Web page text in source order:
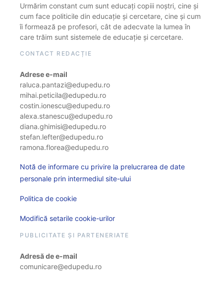
Urmărim constant cum sunt educați copiii noștri, cine și
cum face politicile din educație și cercetare, cine și cum
îi formează pe profesori, cât de adecvate la lumea în
care trăim sunt sistemele de educație și cercetare.
CONTACT REDACȚIE
Adrese e-mail
raluca.pantazi@edupedu.ro
mihai.peticila@edupedu.ro
costin.ionescu@edupedu.ro
alexa.stanescu@edupedu.ro
diana.ghimisi@edupedu.ro
stefan.lefter@edupedu.ro
ramona.florea@edupedu.ro
Notă de informare cu privire la prelucrarea de date
personale prin intermediul site-ului
Politica de cookie
Modifică setarile cookie-urilor
PUBLICITATE ȘI PARTENERIATE
Adresă de e-mail
comunicare@edupedu.ro